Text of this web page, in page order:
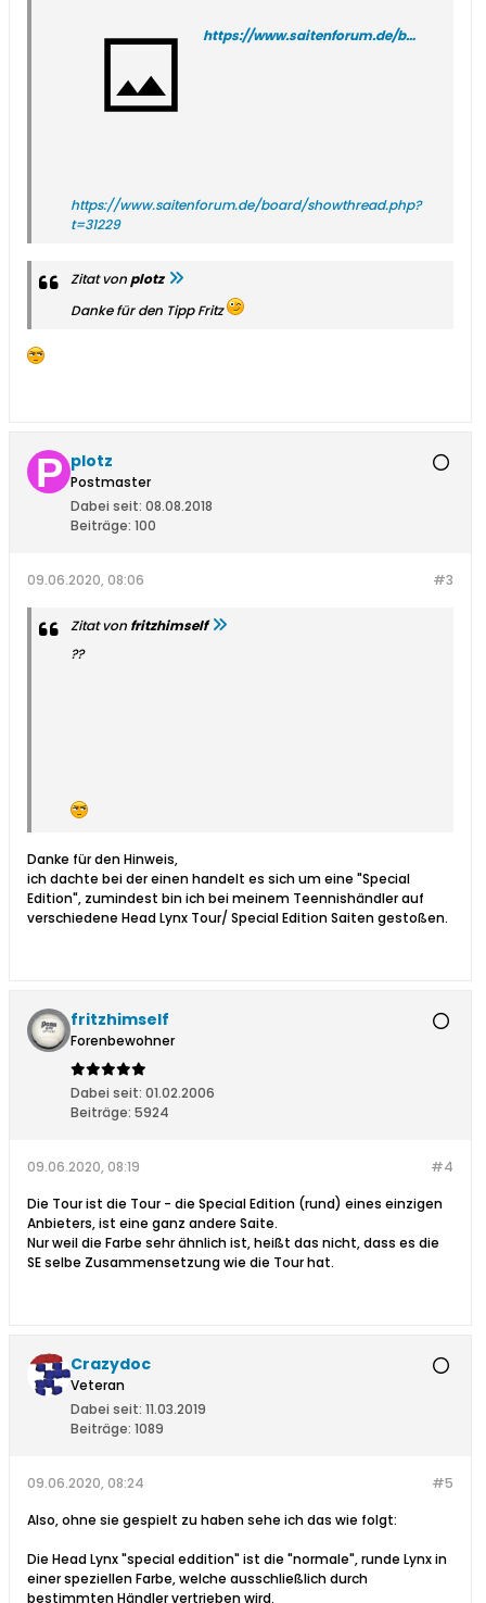
https://www.saitenforum.de/board/showthread.php?t=31168
https://www.saitenforum.de/board/showthread.php?
t=31229
Zitat vonplotz
Danke für den Tipp Fritz
plotz
Postmaster
Dabei seit: 08.08.2018
Beiträge: 100
#3
09.06.2020, 08:06
Zitat von fritzhimself
??
Danke für den Hinweis,
ich dachte bei der einen handelt es sich um eine "Special
Edition", zumindest bin ich bei meinem Teennishändler auf
verschiedene Head Lynx Tour/ Special Edition Saiten gestoßen.
fritzhimself
Forenbewohner
Dabei seit: 01.02.2006
Beiträge: 5924
#4
09.06.2020, 08:19
Die Tour ist die Tour - die Special Edition (rund) eines einzigen
Anbieters, ist eine ganz andere Saite.
Nur weil die Farbe sehr ähnlich ist, heißt das nicht, dass es die
SE selbe Zusammensetzung wie die Tour hat.
Crazydoc
Veteran
Dabei seit: 11.03.2019
Beiträge: 1089
#5
09.06.2020, 08:24
Also, ohne sie gespielt zu haben sehe ich das wie folgt:
Die Head Lynx "special eddition" ist die "normale", runde Lynx in
einer speziellen Farbe, welche ausschließlich durch
bestimmten Händler vertrieben wird.